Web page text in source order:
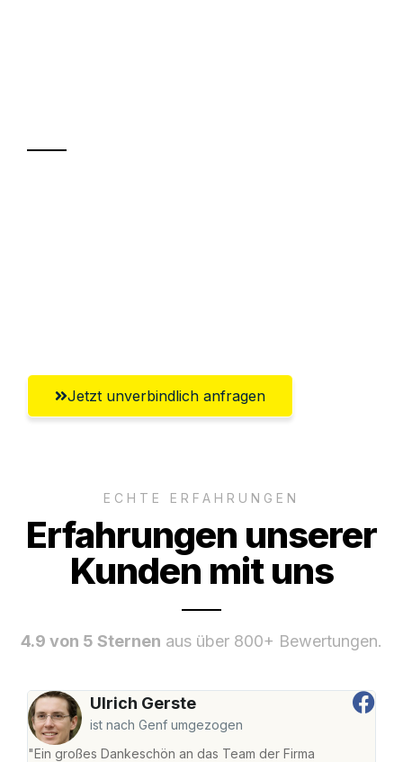
Jetzt unverbindlich anfragen
ECHTE ERFAHRUNGEN
Erfahrungen unserer
Kunden mit uns
4.9 von 5 Sternen aus über 800+ Bewertungen.
Ulrich Gerste
ist nach Genf umgezogen
"Ein großes Dankeschön an das Team der Firma